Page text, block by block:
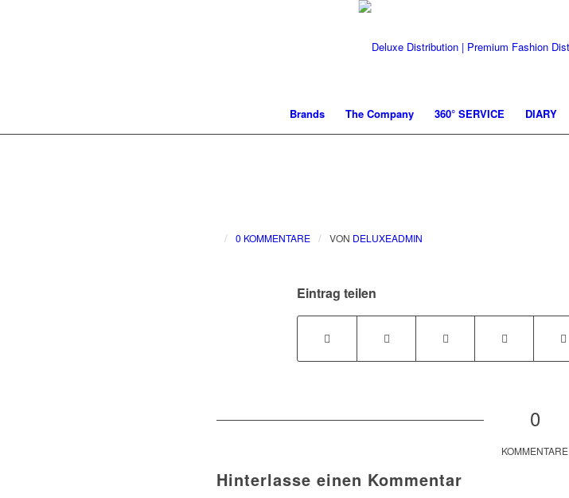
Brands The Company 360° SERVICE DIARY
/ 0 KOMMENTARE / VON DELUXEADMIN
Eintrag teilen
0
KOMMENTARE
Hinterlasse einen Kommentar